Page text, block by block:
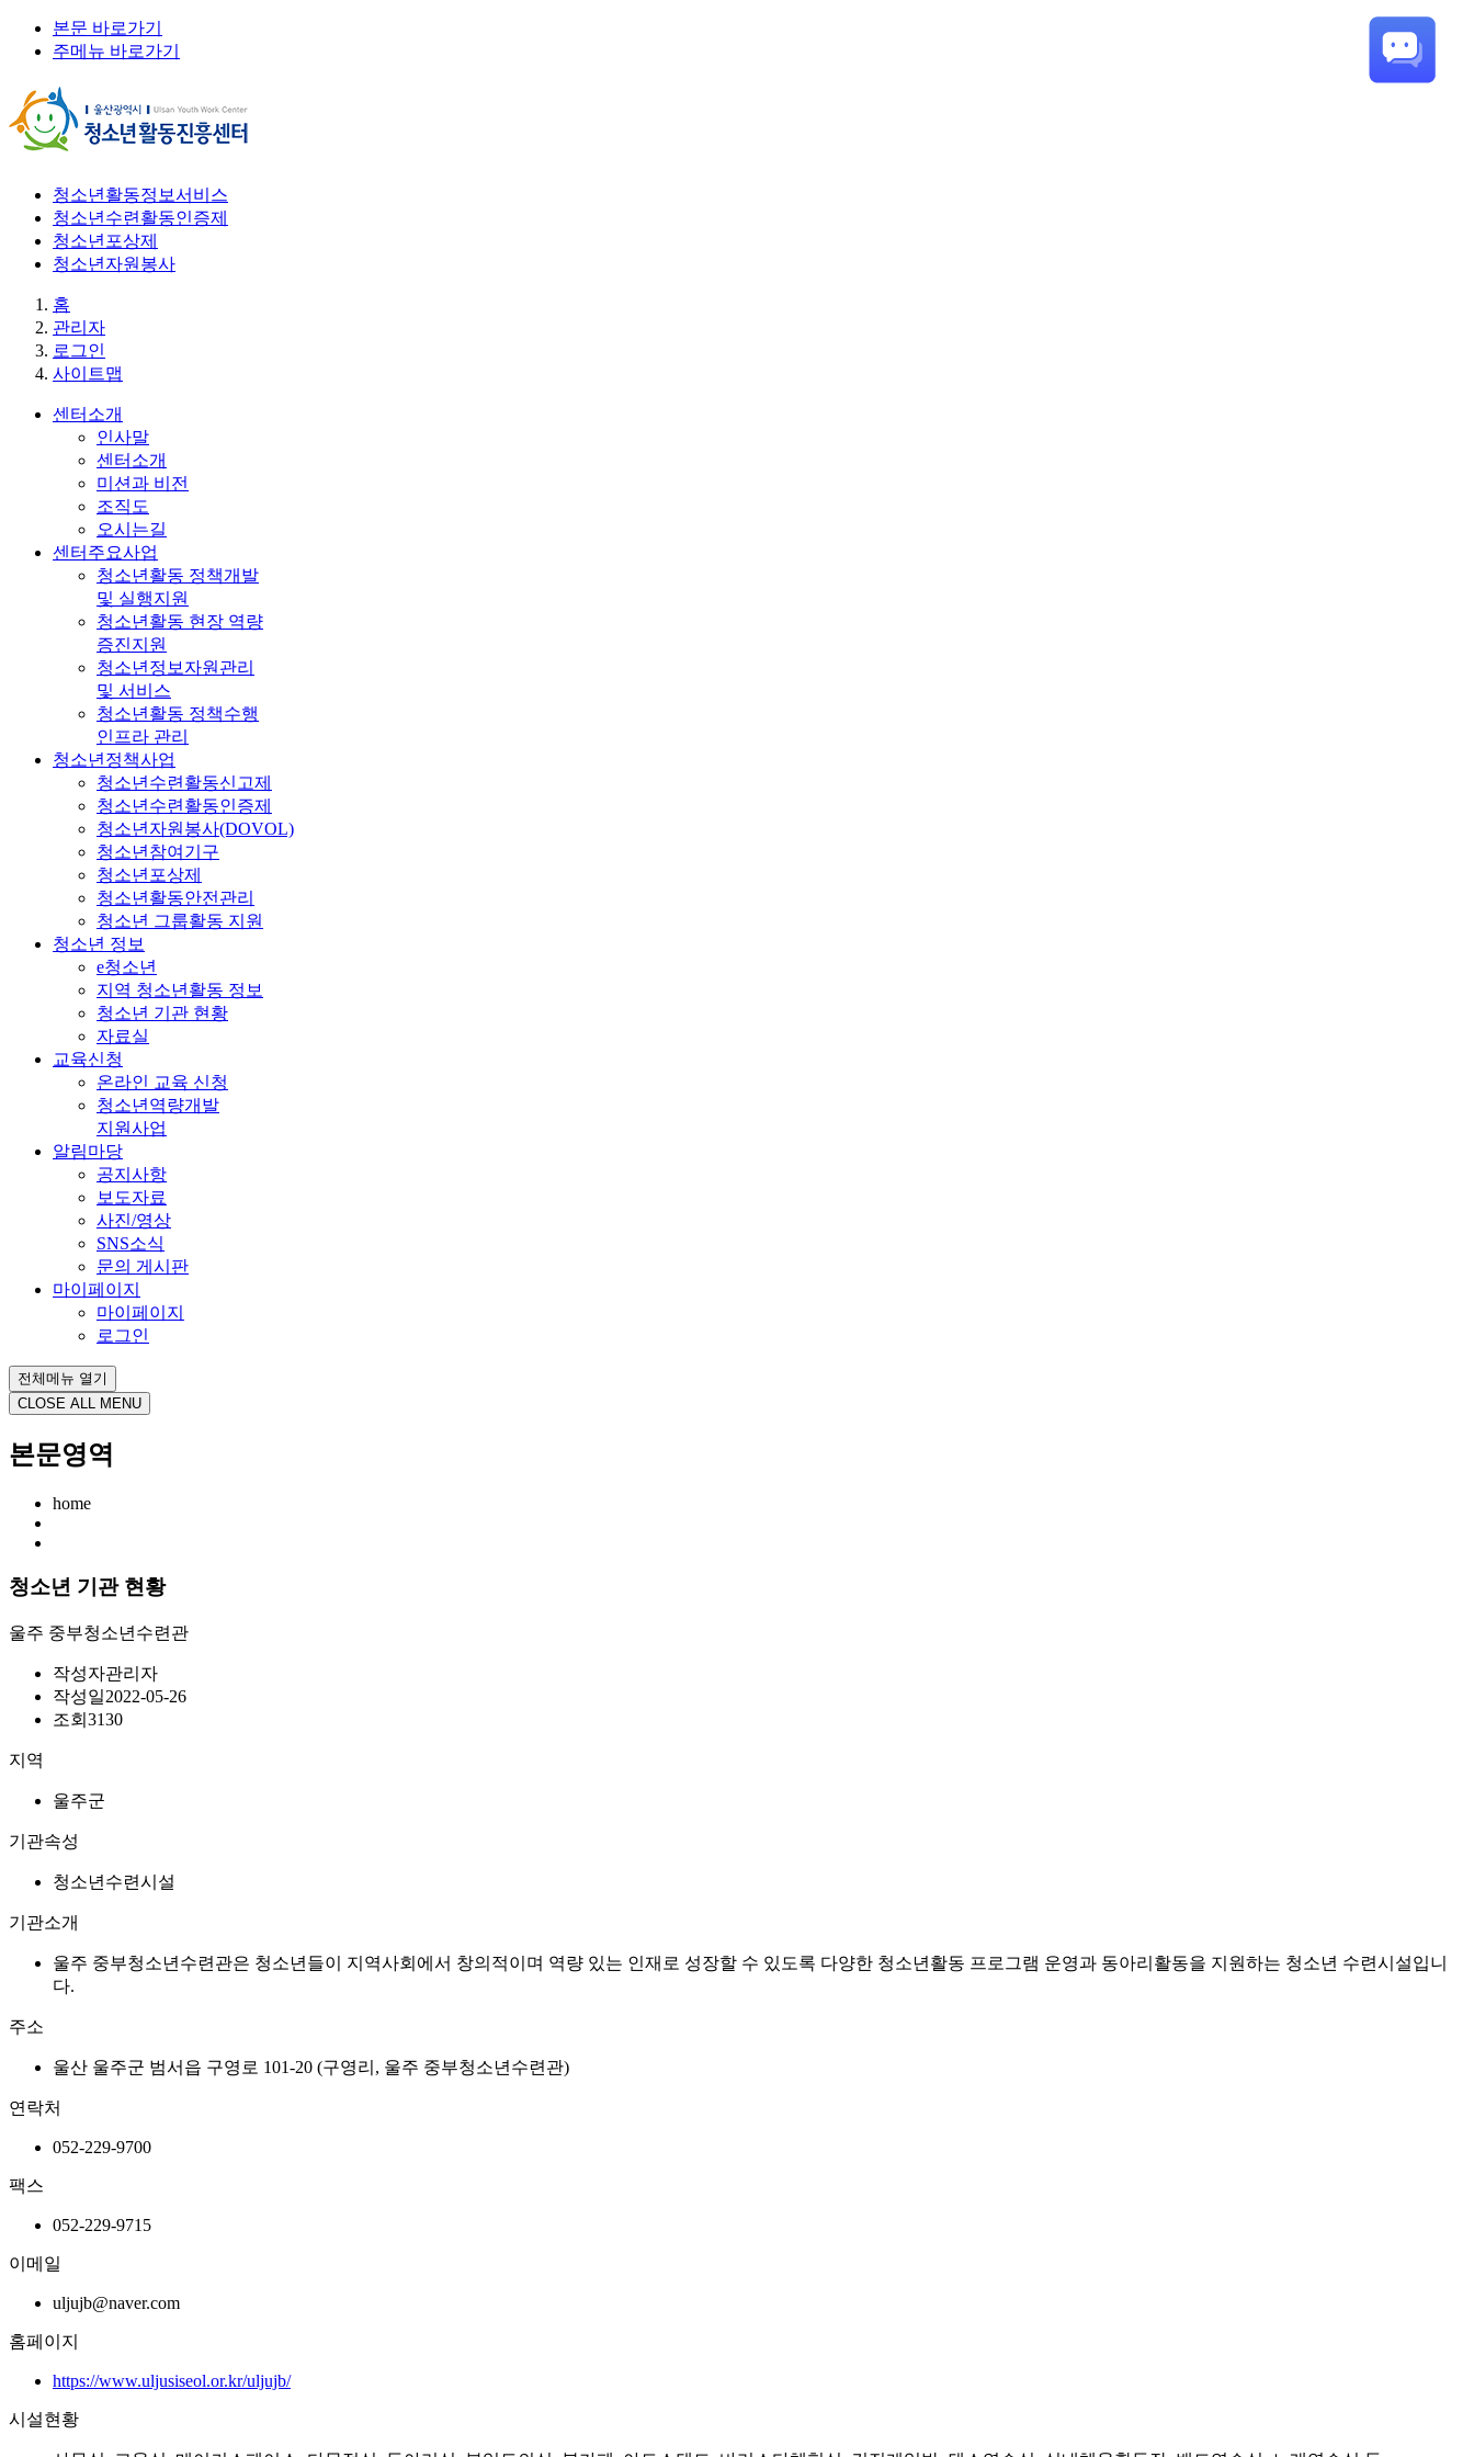
본문 바로가기
주메뉴 바로가기
청소년활동정보서비스
청소년수련활동인증제
청소년포상제
청소년자원봉사
홈
관리자
로그인
사이트맵
센터소개
인사말
센터소개
미션과 비전
조직도
오시는길
센터주요사업
청소년활동 정책개발
및 실행지원
청소년활동 현장 역량
증진지원
청소년정보자원관리
및 서비스
청소년활동 정책수행
인프라 관리
청소년정책사업
청소년수련활동신고제
청소년수련활동인증제
청소년자원봉사(DOVOL)
청소년참여기구
청소년포상제
청소년활동안전관리
청소년 그룹활동 지원
청소년 정보
e청소년
지역 청소년활동 정보
청소년 기관 현황
자료실
교육신청
온라인 교육 신청
청소년역량개발
지원사업
알림마당
공지사항
보도자료
사진/영상
SNS소식
문의 게시판
마이페이지
마이페이지
로그인
전체메뉴 열기
CLOSE ALL MENU
본문영역
home
청소년 기관 현황
울주 중부청소년수련관
작성자관리자
작성일2022-05-26
조회 3130
지역
울주군
기관속성
청소년수련시설
기관소개
울주 중부청소년수련관은 청소년들이 지역사회에서 창의적이며 역량 있는 인재로 성장할 수 있도록 다양한 청소년활동 프로그램 운영과 동아리활동을 지원하는 청소년 수련시설입니
다.
주소
울산 울주군 범서읍 구영로 101-20 (구영리, 울주 중부청소년수련관)
연락처
052-229-9700
팩스
052-229-9715
이메일
uljujb@naver.com
홈페이지
https://www.uljusiseol.or.kr/uljujb/
시설현황